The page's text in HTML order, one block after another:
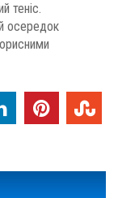
теніс.
осередок